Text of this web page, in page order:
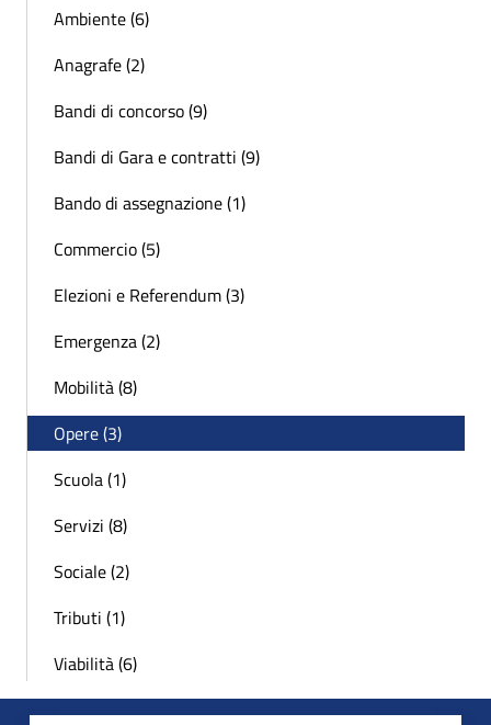
Ambiente (6)
Anagrafe (2)
Bandi di concorso (9)
Bandi di Gara e contratti (9)
Bando di assegnazione (1)
Commercio (5)
Elezioni e Referendum (3)
Emergenza (2)
Mobilità (8)
Opere (3)
Scuola (1)
Servizi (8)
Sociale (2)
Tributi (1)
Viabilità (6)